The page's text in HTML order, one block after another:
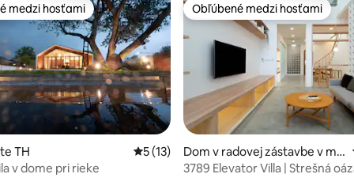
5 z 5, počet hodnotení: 6
medzi hosťami
medzi hosťami
TH Priemerné ohodnotenie 5 z 5, počet
5 (13)
v dome pri rieke
Obľúbené medzi hosťami
Obľúbené medzi hosťami
Dom v radovej zástavbe v me
ste Lumphini
3789 Elevator Villa | Strešná